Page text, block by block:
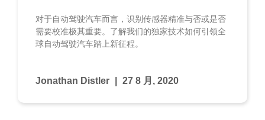
对于自动驾驶汽车而言，识别传感器精准与否或是否
需要校准极其重要。了解我们的独家技术如何引领全
球自动驾驶汽车踏上新征程。
Jonathan Distler 27 8 月, 2020